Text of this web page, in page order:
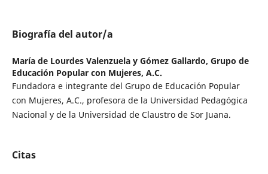
Biografía del autor/a
María de Lourdes Valenzuela y Gómez Gallardo, Grupo de
Educación Popular con Mujeres, A.C.
Fundadora e integrante del Grupo de Educación Popular
con Mujeres, A.C., profesora de la Universidad Pedagógica
Nacional y de la Universidad de Claustro de Sor Juana.
Citas